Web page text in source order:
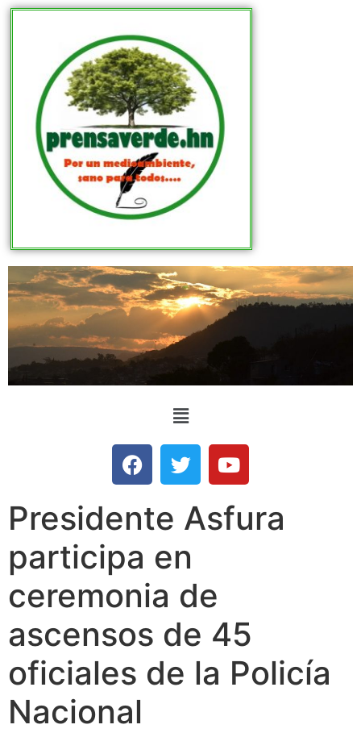
Presidente Asfura
participa en
ceremonia de
ascensos de 45
oficiales de la Policía
Nacional